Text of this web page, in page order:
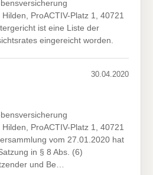
ProACTIV-Platz 1, 40721
ist eine Liste der
eingereicht worden.
30.04.2020
ProACTIV-Platz 1, 40721
vom 27.01.2020 hat
in § 8 Abs. (6)
und Be…